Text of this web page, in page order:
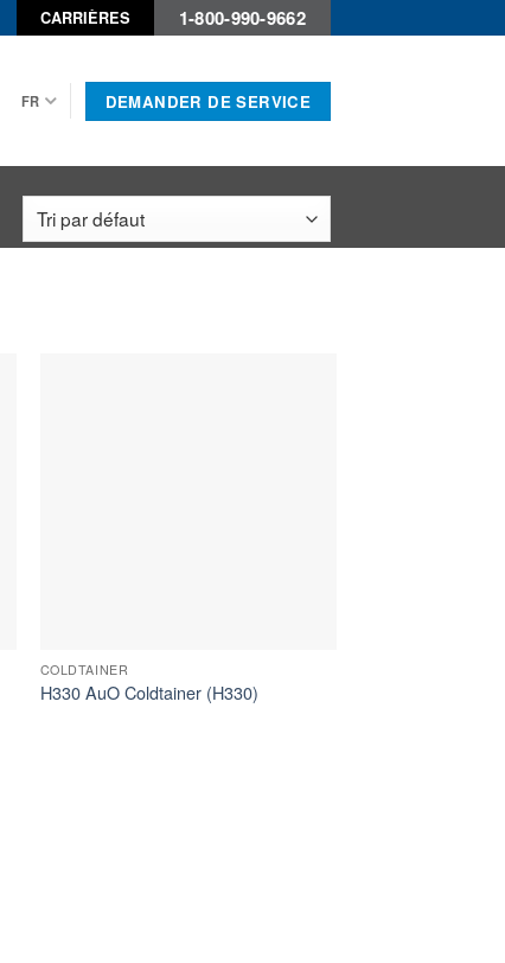
CARRIÈRES 1-800-990-9662
FR DEMANDER DE SERVICE
COLDTAINER
H330 AuO Coldtainer (H330)